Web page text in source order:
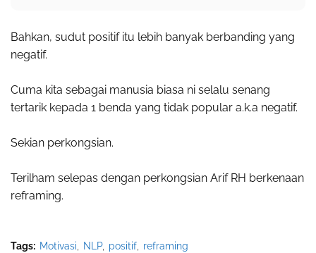
Bahkan, sudut positif itu lebih banyak berbanding yang
negatif.
Cuma kita sebagai manusia biasa ni selalu senang
tertarik kepada 1 benda yang tidak popular a.k.a negatif.
Sekian perkongsian.
Terilham selepas dengan perkongsian Arif RH berkenaan
reframing.
Tags: Motivasi NLP positif reframing